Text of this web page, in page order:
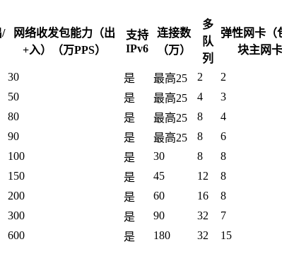
/
网络收发包能力（出
+入）（万PPS）
支持
IPv6
连接数
（万）
多
队
列
弹性网卡（
块主网卡
30 是 最高25 2 2
50 是 最高25 4 3
80 是 最高25 8 4
90 是 最高25 8 6
100 是 30 8 8
150 是 45 12 8
200 是 60 16 8
300 是 90 32 7
600 是 180 32 15